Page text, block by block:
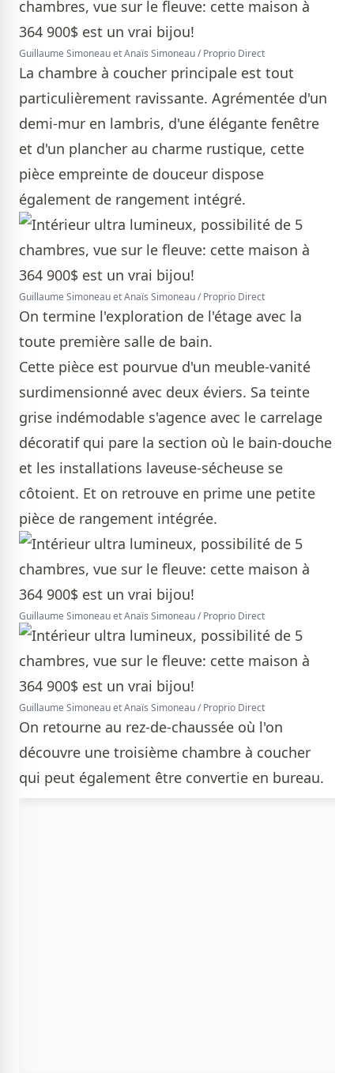
Guillaume Simoneau et Anaïs Simoneau / Proprio Direct
La chambre à coucher principale est tout
particulièrement ravissante. Agrémentée d'un
demi-mur en lambris, d'une élégante fenêtre
et d'un plancher au charme rustique, cette
pièce empreinte de douceur dispose
également de rangement intégré.
Guillaume Simoneau et Anaïs Simoneau / Proprio Direct
On termine l'exploration de l'étage avec la
toute première salle de bain.
Cette pièce est pourvue d'un meuble-vanité
surdimensionné avec deux éviers. Sa teinte
grise indémodable s'agence avec le carrelage
décoratif qui pare la section où le bain-douche
et les installations laveuse-sécheuse se
côtoient. Et on retrouve en prime une petite
pièce de rangement intégrée.
Guillaume Simoneau et Anaïs Simoneau / Proprio Direct
Guillaume Simoneau et Anaïs Simoneau / Proprio Direct
On retourne au rez-de-chaussée où l'on
découvre une troisième chambre à coucher
qui peut également être convertie en bureau.